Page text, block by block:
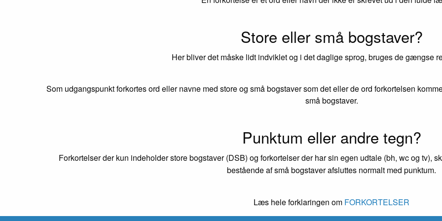
Store eller små bogstaver?
Her bliver det måske lidt indviklet og i det daglige sprog, bruges de gængse
Som udgangspunkt forkortes ord eller navne med store og små bogstaver som det eller de ord forkortelsen
små bogstaver.
Punktum eller andre tegn?
Forkortelser der kun indeholder store bogstaver (DSB) og forkortelser der har sin egen udtale (bh, wc og tv),
bestående af små bogstaver afsluttes normalt med punktum.
Læs hele forklaringen om FORKORTELSER